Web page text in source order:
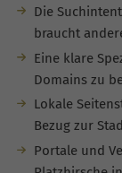
Die
braucht
Eine klare
Domains zu
Lokale
Bezug zur
Portale und